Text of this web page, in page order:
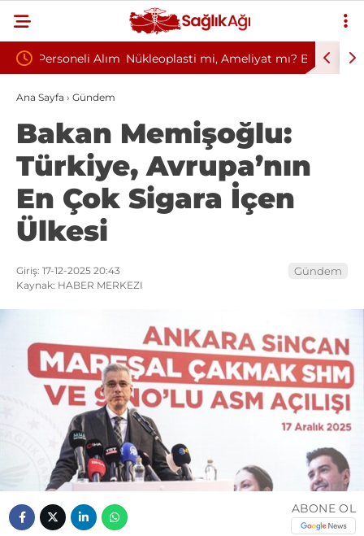
Alım Nükleoplasti mi, Ameliyat mı? Bel ve Boyun
Fıtığında Doğru Tedavi Seçimi
Kültür
Ana Sayfa › Gündem
Bakan Memişoğlu:
Türkiye, Avrupa’nın
En Çok Sigara İçen
Ülkesi
Giriş: 17-12-2025 20:43
Kaynak: HABER MERKEZI
Gündem
ABONE OL